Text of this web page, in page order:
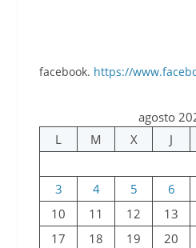
facebook. https://
agosto
L
M X J
3
4 5 6
10
11 12 13
17
18 19 20